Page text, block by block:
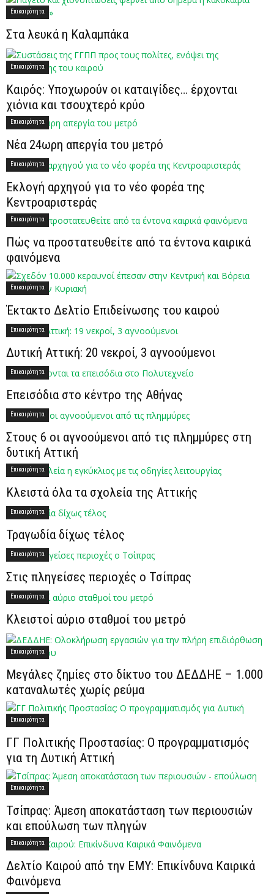
Επικαιρότητα
Στα λευκά η Καλαμπάκα
Επικαιρότητα
Καιρός: Υποχωρούν οι καταιγίδες… έρχονται
χιόνια και τσουχτερό κρύο
Επικαιρότητα
Νέα 24ωρη απεργία του μετρό
Επικαιρότητα
Εκλογή αρχηγού για το νέο φορέα της
Κεντροαριστεράς
Επικαιρότητα
Πώς να προστατευθείτε από τα έντονα καιρικά
φαινόμενα
Επικαιρότητα
Έκτακτο Δελτίο Επιδείνωσης του καιρού
Επικαιρότητα
Δυτική Αττική: 20 νεκροί, 3 αγνοούμενοι
Επικαιρότητα
Επεισόδια στο κέντρο της Αθήνας
Επικαιρότητα
Στους 6 οι αγνοούμενοι από τις πλημμύρες στη
δυτική Αττική
Επικαιρότητα
Κλειστά όλα τα σχολεία της Αττικής
Επικαιρότητα
Τραγωδία δίχως τέλος
Επικαιρότητα
Στις πληγείσες περιοχές ο Τσίπρας
Επικαιρότητα
Κλειστοί αύριο σταθμοί του μετρό
Επικαιρότητα
Μεγάλες ζημίες στο δίκτυο του ΔΕΔΔΗΕ – 1.000
καταναλωτές χωρίς ρεύμα
Επικαιρότητα
ΓΓ Πολιτικής Προστασίας: Ο προγραμματισμός
για τη Δυτική Αττική
Επικαιρότητα
Τσίπρας: Άμεση αποκατάσταση των περιουσιών
και επούλωση των πληγών
Επικαιρότητα
Δελτίο Καιρού από την ΕΜΥ: Επικίνδυνα Καιρικά
Φαινόμενα